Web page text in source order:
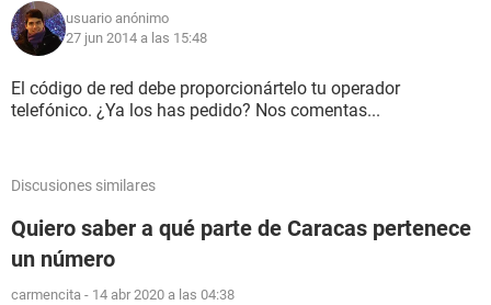
usuario anónimo
27 jun 2014 a las 15:48
El código de red debe proporcionártelo tu operador
telefónico. ¿Ya los has pedido? Nos comentas...
Discusiones similares
Quiero saber a qué parte de Caracas pertenece
un número
carmencita - 14 abr 2020 a las 04:38